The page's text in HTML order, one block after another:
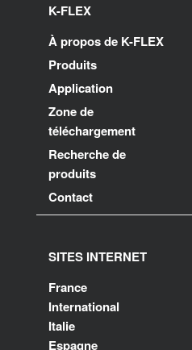
K-FLEX
À propos de K-FLEX
Produits
Application
Zone de
téléchargement
Recherche de
produits
Contact
SITES INTERNET
France
International
Italie
Espagne